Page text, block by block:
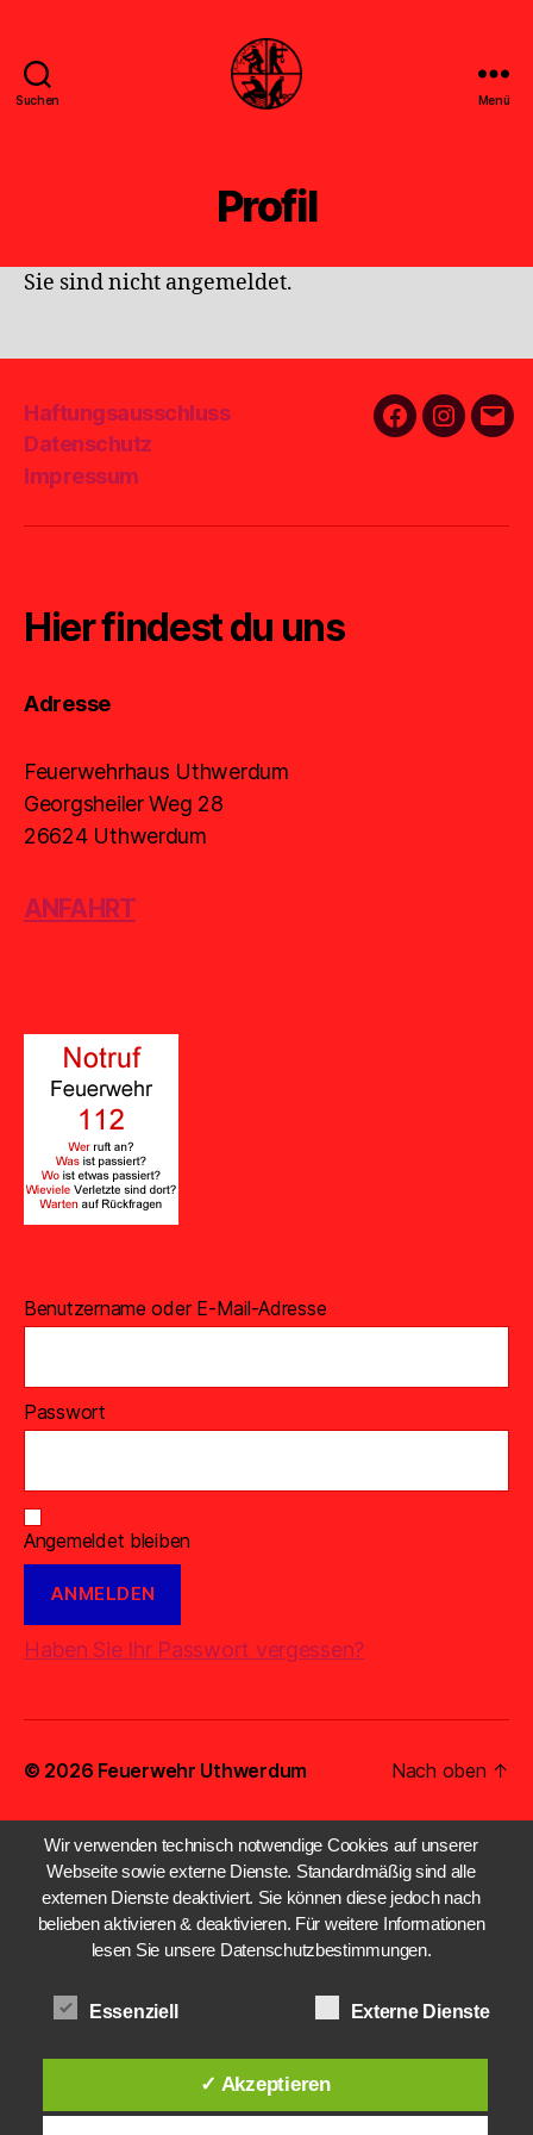
Suchen Menü
Profil
Sie sind nicht angemeldet.
Haftungsausschluss
Datenschutz
Impressum
FacebookE-
Hier findest du uns
Adresse
Feuerwehrhaus Uthwerdum
Georgsheiler Weg 28
26624 Uthwerdum
ANFAHRT
Benutzername oder E-Mail-Adresse
Passwort
Angemeldet bleiben
Haben Sie Ihr Passwort vergessen?
© 2026 Feuerwehr Uthwerdum Nach oben ↑
Wir verwenden technisch notwendige Cookies auf unserer
Webseite sowie externe Dienste. Standardmäßig sind alle
externen Dienste deaktiviert. Sie können diese jedoch nach
belieben aktivieren & deaktivieren. Für weitere Informationen
lesen Sie unsere Datenschutzbestimmungen.
Essenziell Externe Dienste
✓ Akzeptieren